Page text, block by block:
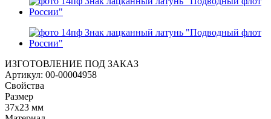
ИЗГОТОВЛЕНИЕ ПОД ЗАКАЗ
Артикул: 00-00004958
Свойства
Размер
37х23 мм